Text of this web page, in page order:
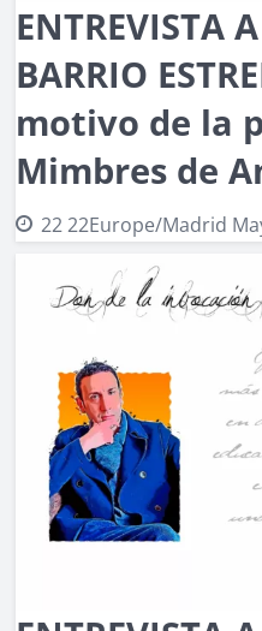
ENTREVISTA
BARRIO
motivo de la
Mimbres de
22 22Europe/Madrid